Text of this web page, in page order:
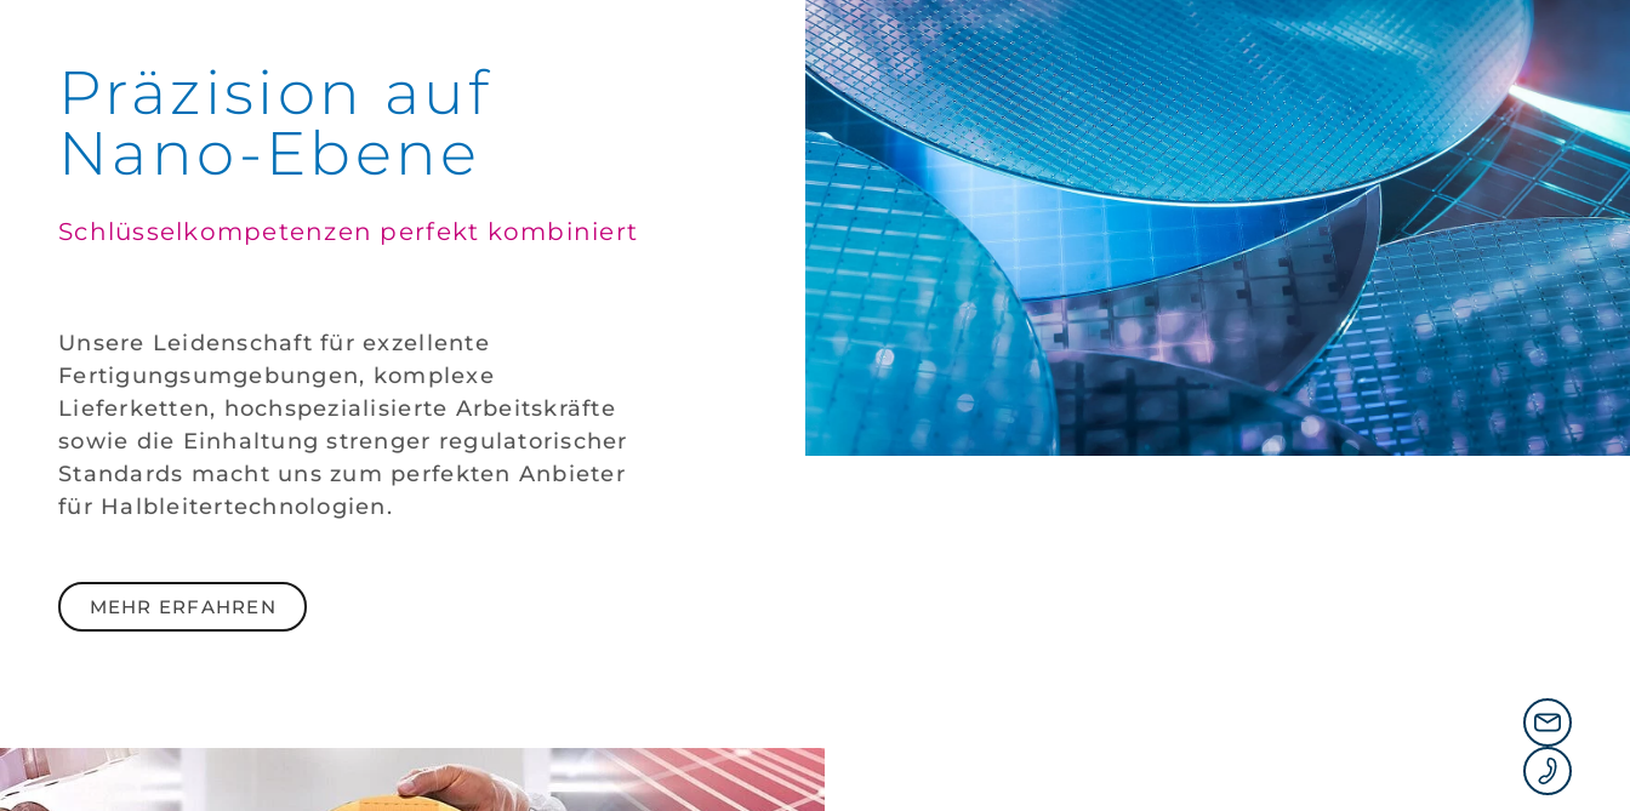
Präzision auf
Nano-Ebene
Schlüsselkompetenzen perfekt kombiniert
Unsere Leidenschaft für exzellente
Fertigungsumgebungen, komplexe
Lieferketten, hochspezialisierte Arbeitskräfte
sowie die Einhaltung strenger regulatorischer
Standards macht uns zum perfekten Anbieter
für Halbleitertechnologien.
MEHR ERFAHREN